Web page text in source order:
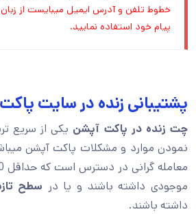
خطوط تلفن و آدرس ایمیل میبایست از زبان
پیام خود استفاده نمایید.
پشتیبانی زنده در سایت
چت زنده در پاکت آپشن یکی از سریع
نمودن موارد و مشکلات پاکت آپشن
موجودی داشته باشند و یا در سطح
داشته باشند.